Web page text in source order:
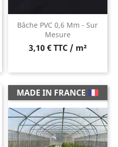
Bâche PVC 0,6 Mm - Sur
Mesure
3,10 € TTC / m²
MADE IN FRANCE